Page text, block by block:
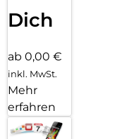
Dich
ab 0,00 €
inkl. MwSt.
Mehr
erfahren